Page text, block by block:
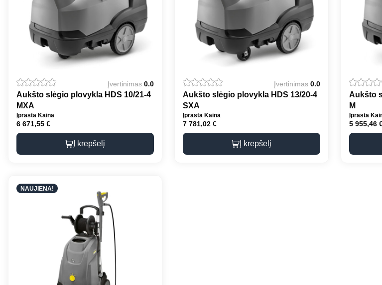
Įvertinimas 0.0
Aukšto slėgio plovykla HDS 10/21-4
MXA
Įprasta Kaina
6 671,55 €
Į krepšelį
Įvertinimas 0.0
Aukšto slėgio plovykla HDS 13/20-4
SXA
Įprasta Kaina
7 781,02 €
Į krepšelį
Aukšto
M
Įprasta
5 955,46
NAUJIENA!